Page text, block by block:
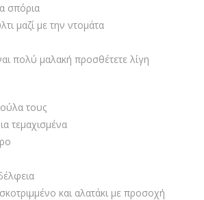
σπόρια
μαζί με την ντομάτα
πολύ μαλακή προσθέτετε λίγη
τους
τεμαχισμένα
και αλατάκι με προσοχή